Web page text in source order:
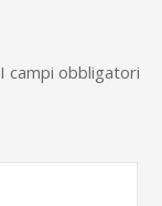
I campi obbligatori